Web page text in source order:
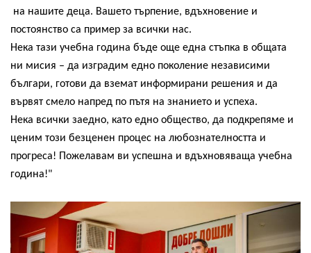
на нашите деца. Вашето търпение, вдъхновение и
постоянство са пример за всички нас.
Нека тази учебна година бъде още една стъпка в общата
ни мисия – да изградим едно поколение независими
българи, готови да вземат информирани решения и да
вървят смело напред по пътя на знанието и успеха.
Нека всички заедно, като едно общество, да подкрепяме и
ценим този безценен процес на любознателността и
прогреса! Пожелавам ви успешна и вдъхновяваща учебна
година!"